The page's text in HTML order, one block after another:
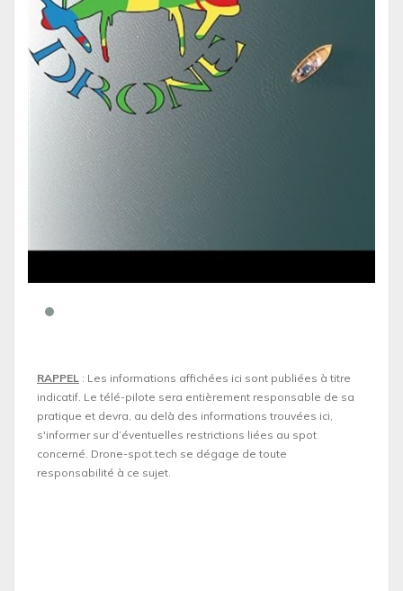
RAPPEL : Les informations affichées ici sont publiées à titre
indicatif. Le télé-pilote sera entièrement responsable de sa
pratique et devra, au delà des informations trouvées ici,
s'informer sur d’éventuelles restrictions liées au spot
concerné. Drone-spot.tech se dégage de toute
responsabilité à ce sujet.